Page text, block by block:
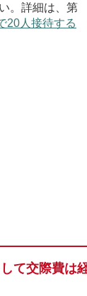
。詳細は、第
20人接待する
て交際費は